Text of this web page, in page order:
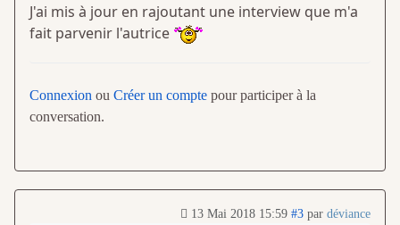
J'ai mis à jour en rajoutant une interview que m'a
fait parvenir l'autrice
Connexion ou Créer un compte pour participer à la
conversation.
13 Mai 2018 15:59 #3 par déviance